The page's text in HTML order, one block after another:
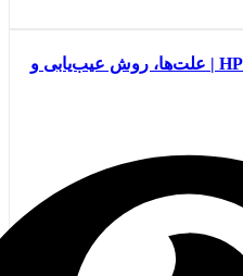
آموزش تغییر بوت سرور استوک HP | علت‌ها، روش عیب‌یابی و